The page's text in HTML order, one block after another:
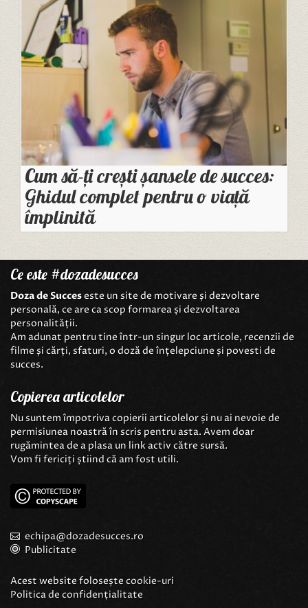
Cum să-ți crești șansele de succes:
Ghidul complet pentru o viață
împlinită
Ce este #dozadesucces
Doza de Succeseste un site de motivare și dezvoltare
personală, ce are ca scop formarea și dezvoltarea
personalității.
Am adunat pentru tine într-un singur loc articole, recenzii de
filme și cărți, sfaturi, o doză de înțelepciune și povesti de
succes.
Copierea articolelor
Nu suntem împotriva copierii articolelor și nu ai nevoie de
permisiunea noastră în scris pentru asta. Avem doar
rugămintea de a plasa un link activ către sursă.
Vom fi fericiți știind că am fost utili.
echipa@dozadesucces.ro
Publicitate
Acest website folosește cookie-uri
Politica de confidențialitate